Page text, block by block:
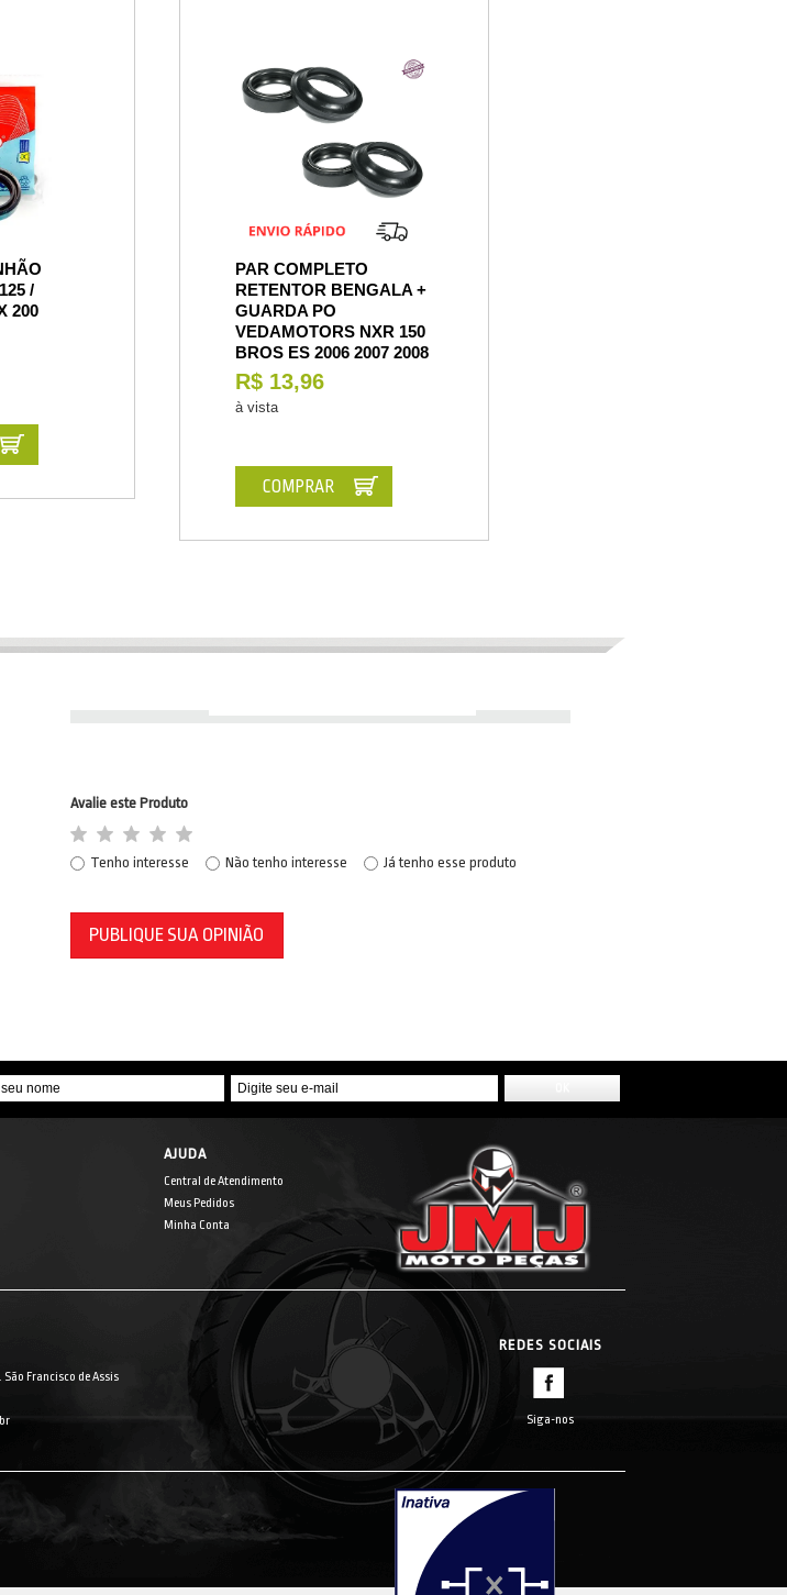
/
200
PAR COMPLETO
RETENTOR BENGALA +
GUARDA PO
VEDAMOTORS NXR 150
BROS ES 2006 2007 2008
R$ 13,96
à vista
COMPRAR
Avalie este Produto
Tenho interesse Não tenho interesse Já tenho esse produto
PUBLIQUE SUA OPINIÃO
AJUDA
Central de Atendimento
Meus Pedidos
Minha Conta
São Francisco de Assis
REDES SOCIAIS
Siga-nos